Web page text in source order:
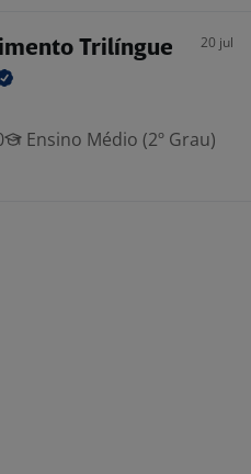
Trilíngue 20 jul
Ensino Médio (2º Grau)